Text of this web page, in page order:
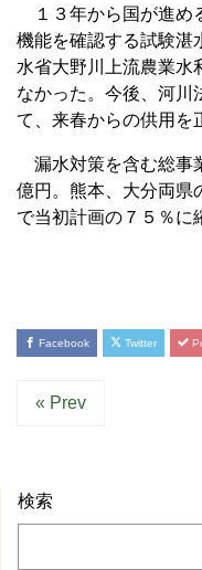
１３年から国が進め
機能を確認する試験湛
水省大野川上流農業水
なかった。今後、河川
て、来春からの供用を
漏水対策を含む総事
億円。熊本、大分両県
で当初計画の７５％に
Facebook Twitter
« Prev
検索